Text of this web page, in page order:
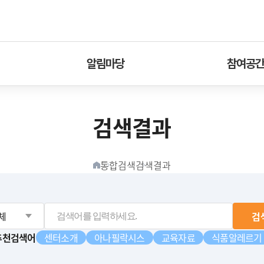
알림마당 참여공
검색결과
통합검색검색결과
검
검색어
센터소개 아나필락시스 교육자료 식품알레르기